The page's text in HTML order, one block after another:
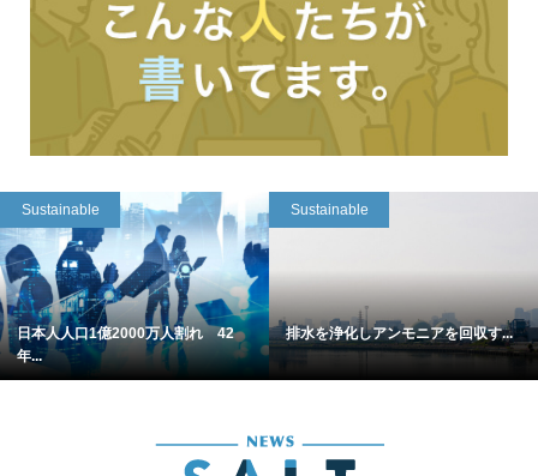
Sustainable
日本人人口1億2000万人割れ 42
年...
Sustainable
排水を浄化しアンモニアを回収す...